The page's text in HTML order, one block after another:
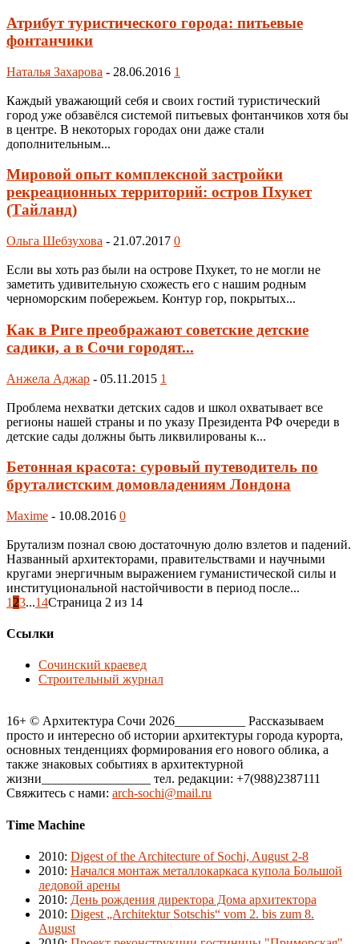
Атрибут туристического города: питьевые
фонтанчики
Наталья Захарова - 28.06.2016 1
Каждый уважающий себя и своих гостий туристический
город уже обзавёлся системой питьевых фонтанчиков хотя бы
в центре. В некоторых городах они даже стали
дополнительным...
Мировой опыт комплексной застройки
рекреационных территорий: остров Пхукет
(Тайланд)
Ольга Шебзухова - 21.07.2017 0
Если вы хоть раз были на острове Пхукет, то не могли не
заметить удивительную схожесть его с нашим родным
черноморским побережьем. Контур гор, покрытых...
Как в Риге преображают советские детские
садики, а в Сочи городят...
Анжела Аджар - 05.11.2015 1
Проблема нехватки детских садов и школ охватывает все
регионы нашей страны и по указу Президента РФ очереди в
детские сады должны быть ликвилированы к...
Бетонная красота: суровый путеводитель по
бруталистским домовладениям Лондона
Maxime - 10.08.2016 0
Брутализм познал свою достаточную долю взлетов и падений.
Названный архитекторами, правительствами и научными
кругами энергичным выражением гуманистической силы и
институциональной настойчивости в период после...
1 23...14Страница 2 из 14
Ссылки
Сочинский краевед
Строительный журнал
16+ © Архитектура Сочи 2026___________ Рассказываем
просто и интересно об истории архитектуры города курорта,
основных тенденциях формирования его нового облика, а
также знаковых событиях в архитектурной
жизни_________________ тел. редакции: +7(988)2387111
Свяжитесь с нами: arch-sochi@mail.ru
Time Machine
2010: Digest of the Architecture of Sochi, August 2-8
2010: Начался монтаж металлокаркаса купола Большой
ледовой арены
2010: День рождения директора Дома архитектора
2010: Digest „Architektur Sotschis“ vom 2. bis zum 8.
August